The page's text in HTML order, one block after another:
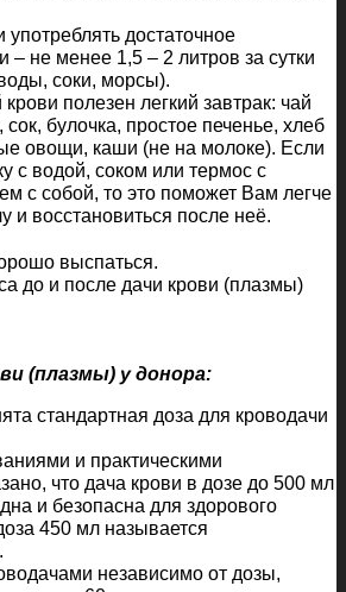
употреблять достаточное
– не менее 1,5 – 2 литров за сутки
соки, морсы).
полезен легкий завтрак: чай
булочка, простое печенье, хлеб
овощи, каши (не на молоке). Если
с водой, соком или термос с
с собой, то это поможет Вам легче
и восстановиться после неё.
выспаться.
до и после дачи крови (плазмы)
(плазмы) у донора:
стандартная доза для кроводачи
и практическими
что дача крови в дозе до 500 мл
и безопасна для здорового
450 мл называется
независимо от дозы,